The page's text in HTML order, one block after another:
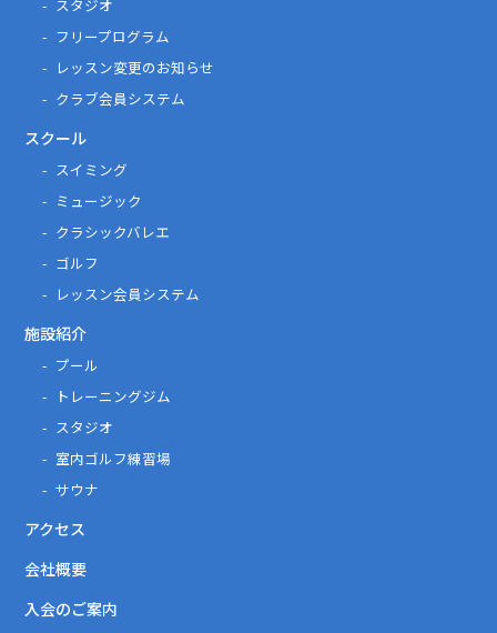
スタジオ
フリープログラム
レッスン変更のお知らせ
クラブ会員システム
スクール
スイミング
ミュージック
クラシックバレエ
ゴルフ
レッスン会員システム
施設紹介
プール
トレーニングジム
スタジオ
室内ゴルフ練習場
サウナ
アクセス
会社概要
入会のご案内